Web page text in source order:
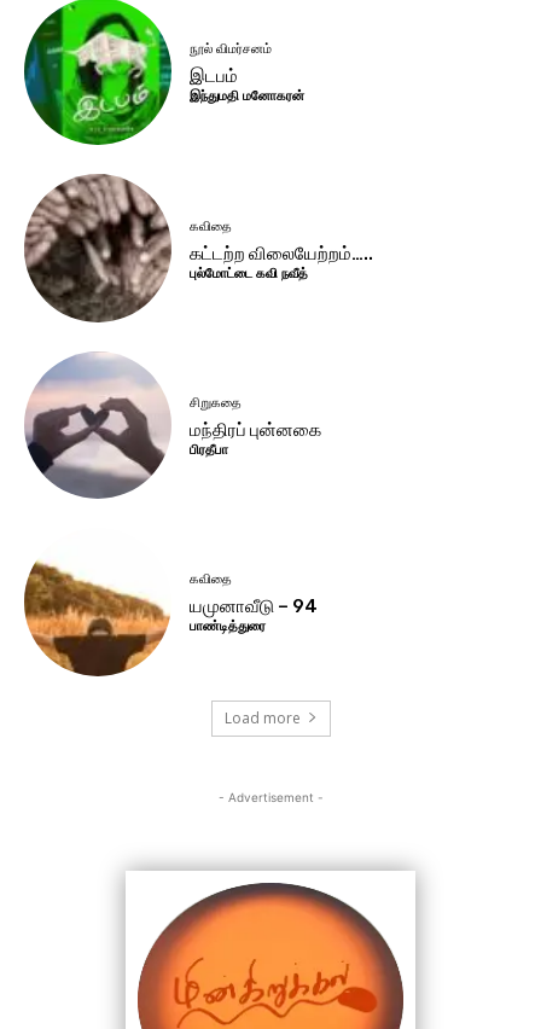
நூல் விமர்சனம்
இடபம்
இந்துமதி மனோகரன்
கவிதை
கட்டற்ற விலையேற்றம்…..
புல்மோட்டை கவி நவீத்
சிறுகதை
மந்திரப் புன்னகை
பிரதீபா
கவிதை
யமுனாவீடு – 94
பாண்டித்துரை
Load more
- Advertisement -